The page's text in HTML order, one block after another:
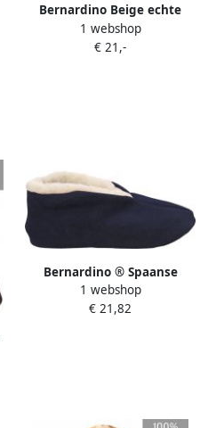
Bernardino Beige echte
suede Spaanse sloffen
1 webshop
€ 21,-
Bernardino ® Spaanse
sloffen 100% wol
donkerblauw Unisex
1 webshop
€ 21,82